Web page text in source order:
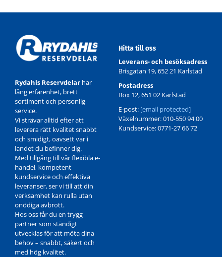
WK724/4
Rydahls Reservdelar har
lång erfarenhet, brett
sortiment och personlig
service.
Vi strävar alltid efter att
leverera rätt kvalitet snabbt
och smidigt, oavsett var i
landet du befinner dig.
Med tillgång till vår flexibla e-
handel, kompetent
kundservice och effektiva
leveranser, ser vi till att din
verksamhet kan rulla utan
onödiga avbrott.
Hos oss får du en trygg
partner som ständigt
utvecklas för att möta dina
behov – snabbt, säkert och
med hög kvalitet.
Hitta till oss
Leverans- och besöksadress
Brisgatan 19, 652 21 Karlstad
Postadress
Box 12, 651 02 Karlstad
E-post: [email protected]
Växelnummer: 010-550 94 00
Kundservice: 0771-27 66 72